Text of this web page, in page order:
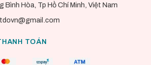
Bình Hòa, Tp Hồ Chí Minh, Việt Nam
TOÁN